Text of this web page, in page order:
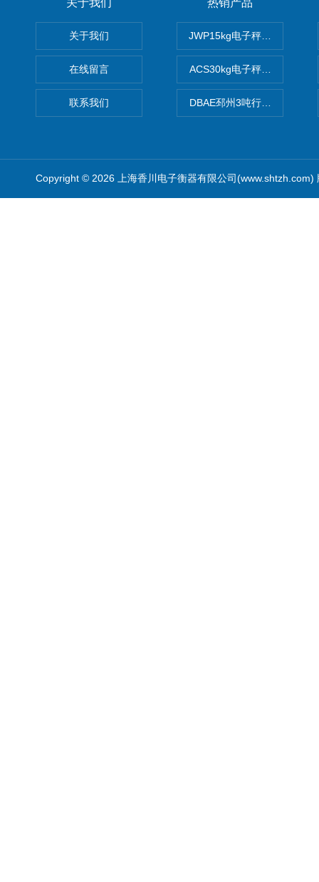
关于我们
关于我们
在线留言
联系我们
热销产品
JWP15kg电子秤价格,15公
ACS30kg电子秤价格,30公
DBAE邳州3吨行车电子吊秤
Copyright © 2026 上海香川电子衡器有限公司(www.shtzh.com)